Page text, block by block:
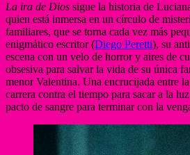
La ira de Dios sigue la historia de
quien está inmersa en un círculo de
familiares, que se torna cada vez más
enigmático escritor (Diego Peretti), su
escena con un velo de horror y aires de
obsesiva para salvar la vida de su única
menor Valentina. Una encrucijada entre
carrera contra el tiempo para sacar a la
pacto de sangre para terminar con la